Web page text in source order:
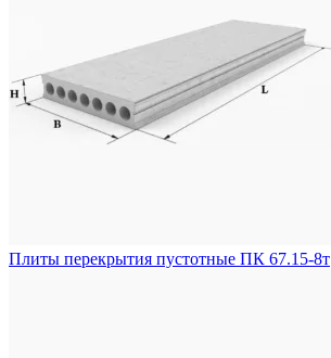
Плиты перекрытия пустотные ПК 67.15-8т